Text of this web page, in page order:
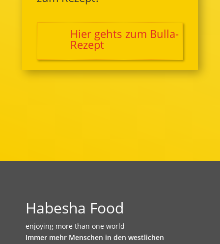
Hier gehts zum Bulla-
Rezept
Habesha Food
enjoying more than one world
Immer mehr Menschen in den westlichen